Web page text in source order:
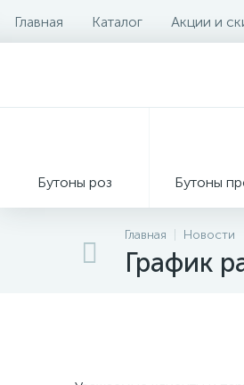
Главная Каталог Акции и
Бутоны роз Бутоны
Главная Новости
График